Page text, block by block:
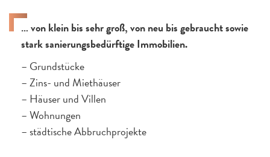
… von klein bis sehr groß, von neu bis gebraucht sowie
stark sanierungsbedürftige Immobilien.
– Grundstücke
– Zins- und Miethäuser
– Häuser und Villen
– Wohnungen
– städtische Abbruchprojekte